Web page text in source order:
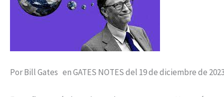
Por Bill Gates en GATES NOTES del 19 de diciembre de